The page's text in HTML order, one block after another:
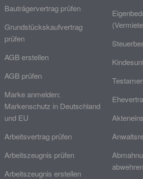
Bauträgervertrag prüfen
Grundstückskaufvertrag
prüfen
AGB erstellen
AGB prüfen
Marke anmelden:
Markenschutz in Deutschland
und EU
Arbeitsvertrag prüfen
Arbeitszeugnis prüfen
Arbeitszeugnis erstellen
abwehren